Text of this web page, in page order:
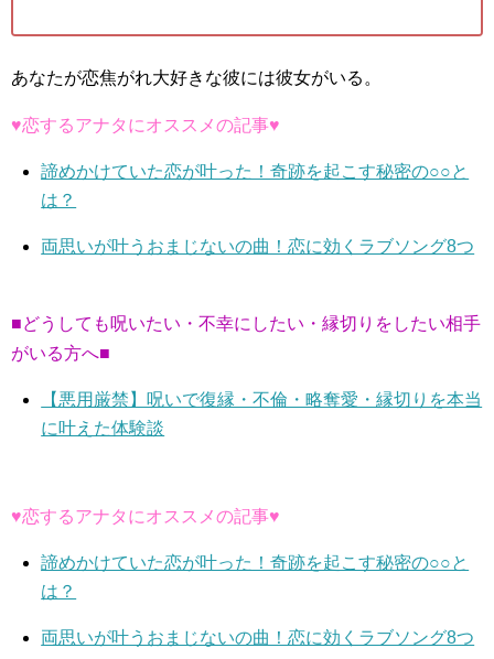
あなたが恋焦がれ大好きな彼には彼女がいる。
♥恋するアナタにオススメの記事♥
諦めかけていた恋が叶った！奇跡を起こす秘密の○○と
は？
両思いが叶うおまじないの曲！恋に効くラブソング8つ
■どうしても呪いたい・不幸にしたい・縁切りをしたい相手
がいる方へ■
【悪用厳禁】呪いで復縁・不倫・略奪愛・縁切りを本当
に叶えた体験談
♥恋するアナタにオススメの記事♥
諦めかけていた恋が叶った！奇跡を起こす秘密の○○と
は？
両思いが叶うおまじないの曲！恋に効くラブソング8つ